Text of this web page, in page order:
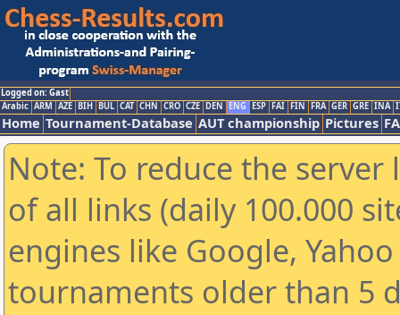
Logged on: Gast
Arabic ARM AZE BIH BUL CAT CHN CRO CZE DEN ENG ESP FAI FIN FRA GER GRE INA
Home Tournament-Database AUT championship Pictures
Note: To reduce the
of all links (daily 100.000
engines like Google,
tournaments older than 5